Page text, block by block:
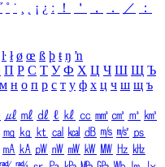
˚ ˙ ¸ ¡ ¿ ː ！ ＇ ， ． ／
：
ŀ ł ø œ ß þ ŧ ŋ ŉ
П Р С Т У Ф Х Ц Ч Ш Щ Ъ
м н о п р с т у ф х ц ч ш щ ъ
㎕ ㎖ ㎗ ℓ ㎘ ㏄ ㎣ ㎤ ㎥ ㎦
㎎ ㎏ ㏏ ㎈ ㎉ ㏈ ㎧ ㎨ ㎰
㎃ ㎄ ㎺ ㎻ ㎽ ㎾ ㎿ ㎐ ㎑